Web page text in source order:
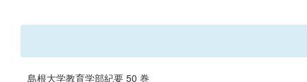
島根大学教育学部紀要 50 巻